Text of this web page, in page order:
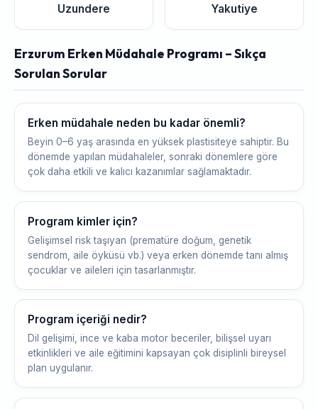
Uzundere Yakutiye
Erzurum Erken Müdahale Programı – Sıkça
Sorulan Sorular
Erken müdahale neden bu kadar önemli?
Beyin 0–6 yaş arasında en yüksek plastisiteye sahiptir. Bu
dönemde yapılan müdahaleler, sonraki dönemlere göre
çok daha etkili ve kalıcı kazanımlar sağlamaktadır.
Program kimler için?
Gelişimsel risk taşıyan (prematüre doğum, genetik
sendrom, aile öyküsü vb.) veya erken dönemde tanı almış
çocuklar ve aileleri için tasarlanmıştır.
Program içeriği nedir?
Dil gelişimi, ince ve kaba motor beceriler, bilişsel uyarı
etkinlikleri ve aile eğitimini kapsayan çok disiplinli bireysel
plan uygulanır.